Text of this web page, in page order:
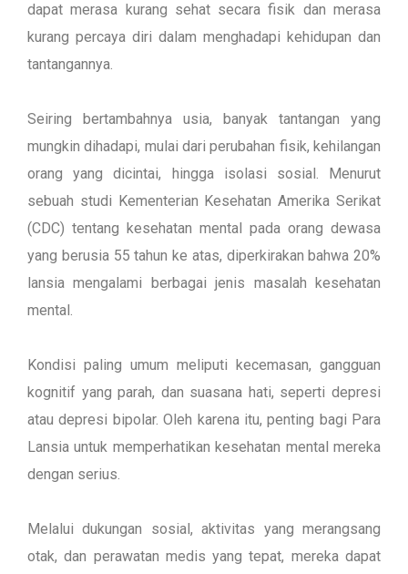
dapat merasa kurang sehat secara fisik dan merasa
kurang percaya diri dalam menghadapi kehidupan dan
tantangannya.
Seiring bertambahnya usia, banyak tantangan yang
mungkin dihadapi, mulai dari perubahan fisik, kehilangan
orang yang dicintai, hingga isolasi sosial. Menurut
sebuah studi Kementerian Kesehatan Amerika Serikat
(CDC) tentang kesehatan mental pada orang dewasa
yang berusia 55 tahun ke atas, diperkirakan bahwa 20%
lansia mengalami berbagai jenis masalah kesehatan
mental.
Kondisi paling umum meliputi kecemasan, gangguan
kognitif yang parah, dan suasana hati, seperti depresi
atau depresi bipolar. Oleh karena itu, penting bagi Para
Lansia untuk memperhatikan kesehatan mental mereka
dengan serius.
Melalui dukungan sosial, aktivitas yang merangsang
otak, dan perawatan medis yang tepat, mereka dapat